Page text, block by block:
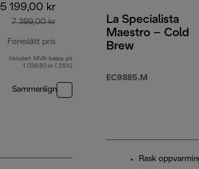
5 199,00 kr
7 399,00 kr
Foreslått pris
opprinnelig pris 7 399,00 kr
Inkludert MVA-beløp på
1 039,80 kr ( 25%)
Sammenlign
La Specialista
Maestro – Cold
Brew
EC9885.M
Rask